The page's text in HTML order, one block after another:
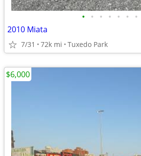
• • • • • • •
2010 Miata
7/31 72k mi Tuxedo Park
$6,000